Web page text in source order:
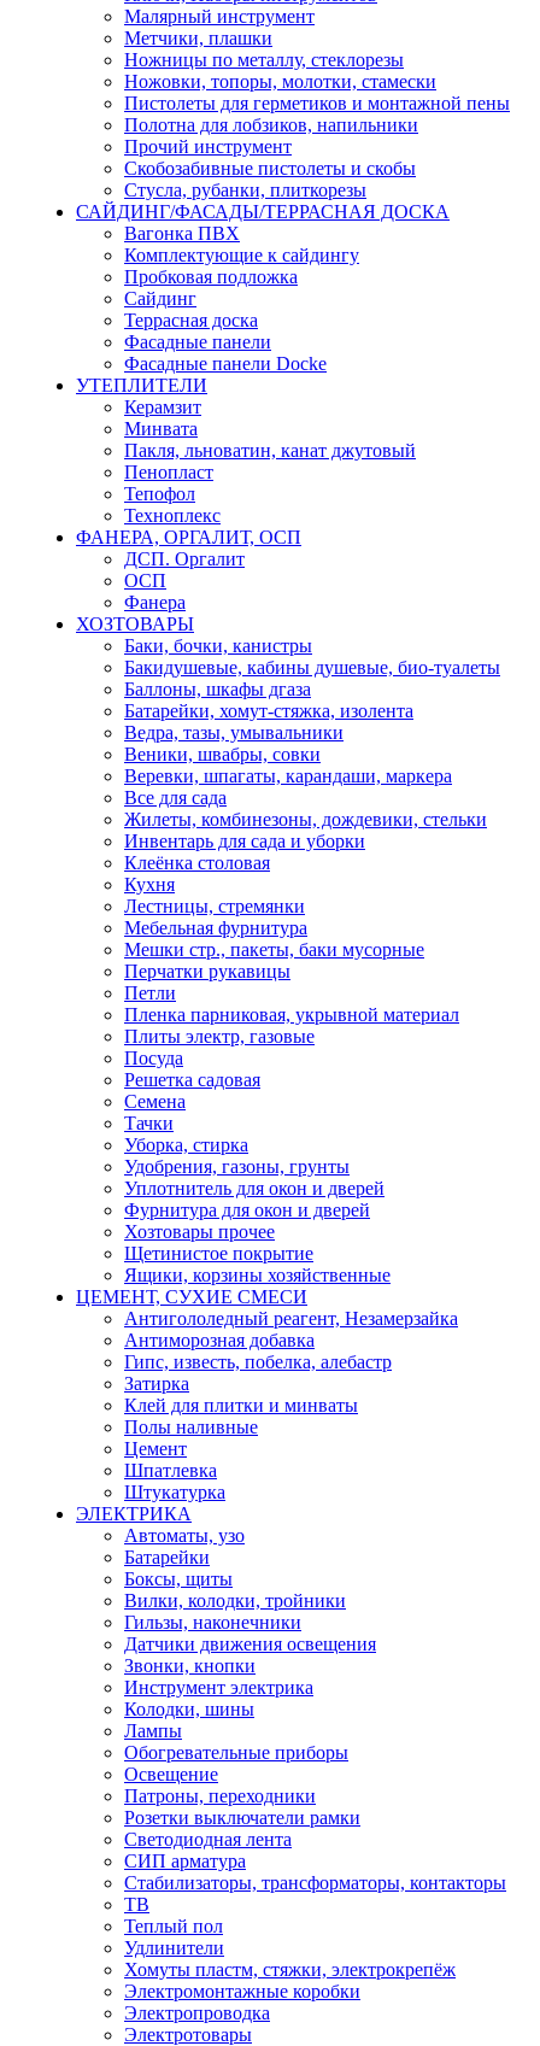
Малярный инструмент
Метчики, плашки
Ножницы по металлу, стеклорезы
Ножовки, топоры, молотки, стамески
Пистолеты для герметиков и монтажной пены
Полотна для лобзиков, напильники
Прочий инструмент
Скобозабивные пистолеты и скобы
Стусла, рубанки, плиткорезы
САЙДИНГ/ФАСАДЫ/ТЕРРАСНАЯ ДОСКА
Вагонка ПВХ
Комплектующие к сайдингу
Пробковая подложка
Сайдинг
Террасная доска
Фасадные панели
Фасадные панели Docke
УТЕПЛИТЕЛИ
Керамзит
Минвата
Пакля, льноватин, канат джутовый
Пенопласт
Тепофол
Техноплекс
ФАНЕРА, ОРГАЛИТ, ОСП
ДСП. Оргалит
ОСП
Фанера
ХОЗТОВАРЫ
Баки, бочки, канистры
Бакидушевые, кабины душевые, био-туалеты
Баллоны, шкафы дгаза
Батарейки, хомут-стяжка, изолента
Ведра, тазы, умывальники
Веники, швабры, совки
Веревки, шпагаты, карандаши, маркера
Все для сада
Жилеты, комбинезоны, дождевики, стельки
Инвентарь для сада и уборки
Клеёнка столовая
Кухня
Лестницы, стремянки
Мебельная фурнитура
Мешки стр., пакеты, баки мусорные
Перчатки рукавицы
Петли
Пленка парниковая, укрывной материал
Плиты электр, газовые
Посуда
Решетка садовая
Семена
Тачки
Уборка, стирка
Удобрения, газоны, грунты
Уплотнитель для окон и дверей
Фурнитура для окон и дверей
Хозтовары прочее
Щетинистое покрытие
Ящики, корзины хозяйственные
ЦЕМЕНТ, СУХИЕ СМЕСИ
Антигололедный реагент, Незамерзайка
Антиморозная добавка
Гипс, известь, побелка, алебастр
Затирка
Клей для плитки и минваты
Полы наливные
Цемент
Шпатлевка
Штукатурка
ЭЛЕКТРИКА
Автоматы, узо
Батарейки
Боксы, щиты
Вилки, колодки, тройники
Гильзы, наконечники
Датчики движения освещения
Звонки, кнопки
Инструмент электрика
Колодки, шины
Лампы
Обогревательные приборы
Освещение
Патроны, переходники
Розетки выключатели рамки
Светодиодная лента
СИП арматура
Стабилизаторы, трансформаторы, контакторы
ТВ
Теплый пол
Удлинители
Хомуты пластм, стяжки, электрокрепёж
Электромонтажные коробки
Электропроводка
Электротовары